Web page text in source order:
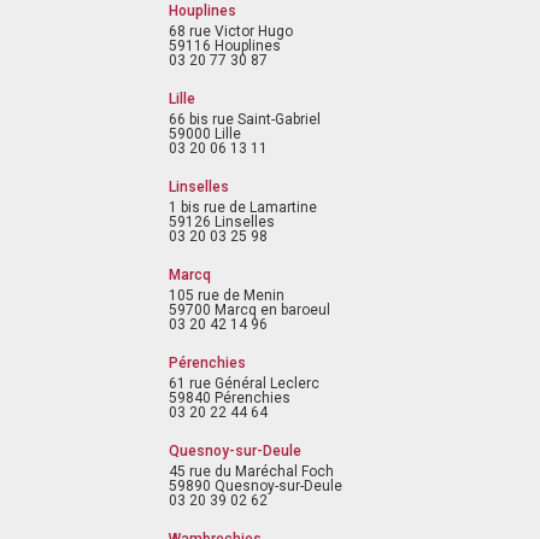
Houplines
68 rue Victor Hugo
59116 Houplines
03 20 77 30 87
Lille
66 bis rue Saint-Gabriel
59000 Lille
03 20 06 13 11
Linselles
1 bis rue de Lamartine
59126 Linselles
03 20 03 25 98
Marcq
105 rue de Menin
59700 Marcq en baroeul
03 20 42 14 96
Pérenchies
61 rue Général Leclerc
59840 Pérenchies
03 20 22 44 64
Quesnoy-sur-Deule
45 rue du Maréchal Foch
59890 Quesnoy-sur-Deule
03 20 39 02 62